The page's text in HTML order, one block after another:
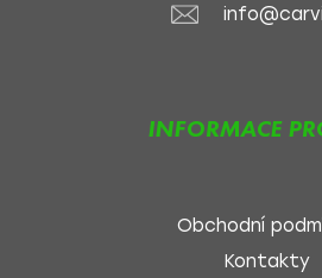
INFORMACE
Obchodní
Kontakty